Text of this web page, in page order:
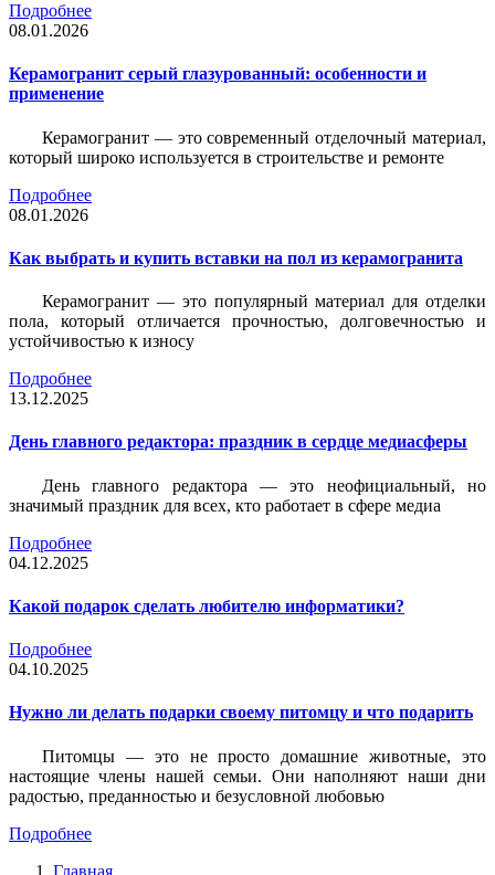
Подробнее
08.01.2026
Керамогранит серый глазурованный: особенности и
применение
Керамогранит — это современный отделочный материал,
который широко используется в строительстве и ремонте
Подробнее
08.01.2026
Как выбрать и купить вставки на пол из керамогранита
Керамогранит — это популярный материал для отделки
пола, который отличается прочностью, долговечностью и
устойчивостью к износу
Подробнее
13.12.2025
День главного редактора: праздник в сердце медиасферы
День главного редактора — это неофициальный, но
значимый праздник для всех, кто работает в сфере медиа
Подробнее
04.12.2025
Какой подарок сделать любителю информатики?
Подробнее
04.10.2025
Нужно ли делать подарки своему питомцу и что подарить
Питомцы — это не просто домашние животные, это
настоящие члены нашей семьи. Они наполняют наши дни
радостью, преданностью и безусловной любовью
Подробнее
Главная